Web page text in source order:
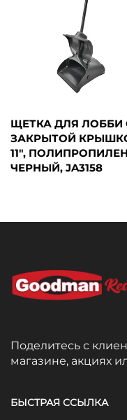
ЩЕТКА ДЛЯ ЛОББИ
ЗАКРЫТОЙ
11",
ЧЕРНЫЙ, JA3158
Поделитесь с
магазине, акциях
БЫСТРАЯ ССЫЛКА